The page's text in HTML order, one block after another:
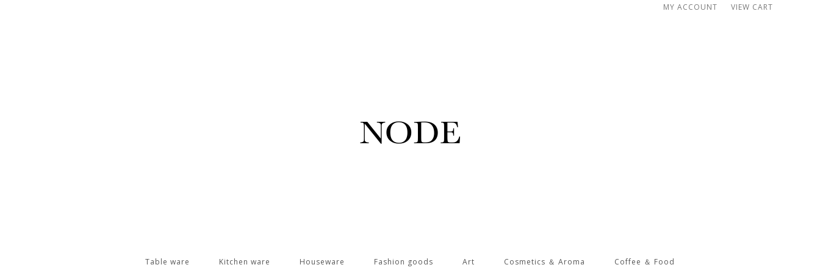
MY ACCOUNT VIEW CART
Table ware Kitchen ware Houseware Fashion goods Art Cosmetics ＆ Aroma Coffee ＆ Food